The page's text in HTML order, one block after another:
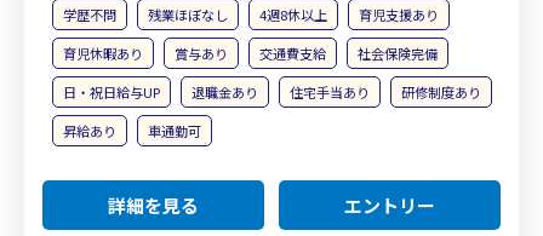
学歴不問 残業ほぼなし 4週8休以上
育児支援あり
育児休暇あり
賞与あり 交通費支給
社会保険完備
日・祝日給与UP
退職金あり 住宅手当あり
研修制度あり
昇給あり
車通勤可
詳細を見る エントリー